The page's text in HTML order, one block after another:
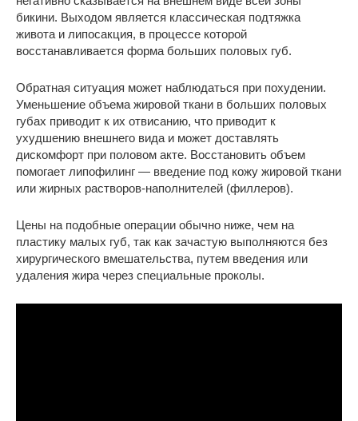
бикини. Выходом является классическая подтяжка
живота и липосакция, в процессе которой
восстанавливается форма больших половых губ.
Обратная ситуация может наблюдаться при похудении.
Уменьшение объема жировой ткани в больших половых
губах приводит к их отвисанию, что приводит к
ухудшению внешнего вида и может доставлять
дискомфорт при половом акте. Восстановить объем
помогает липофилинг — введение под кожу жировой ткани
или жирных растворов-наполнителей (филлеров).
Цены на подобные операции обычно ниже, чем на
пластику малых губ, так как зачастую выполняются без
хирургического вмешательства, путем введения или
удаления жира через специальные проколы.